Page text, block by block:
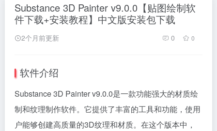
Substance 3D Painter v9.0.0【贴图绘制软
件下载+安装教程】中文版安装包下载
2个月前更新 0 0
软件介绍
Substance 3D Painter v9.0.0是一款功能强大的材质绘
制和纹理制作软件。它提供了丰富的工具和功能，使用
户能够创建高质量的3D纹理和材质。在这个版本中，